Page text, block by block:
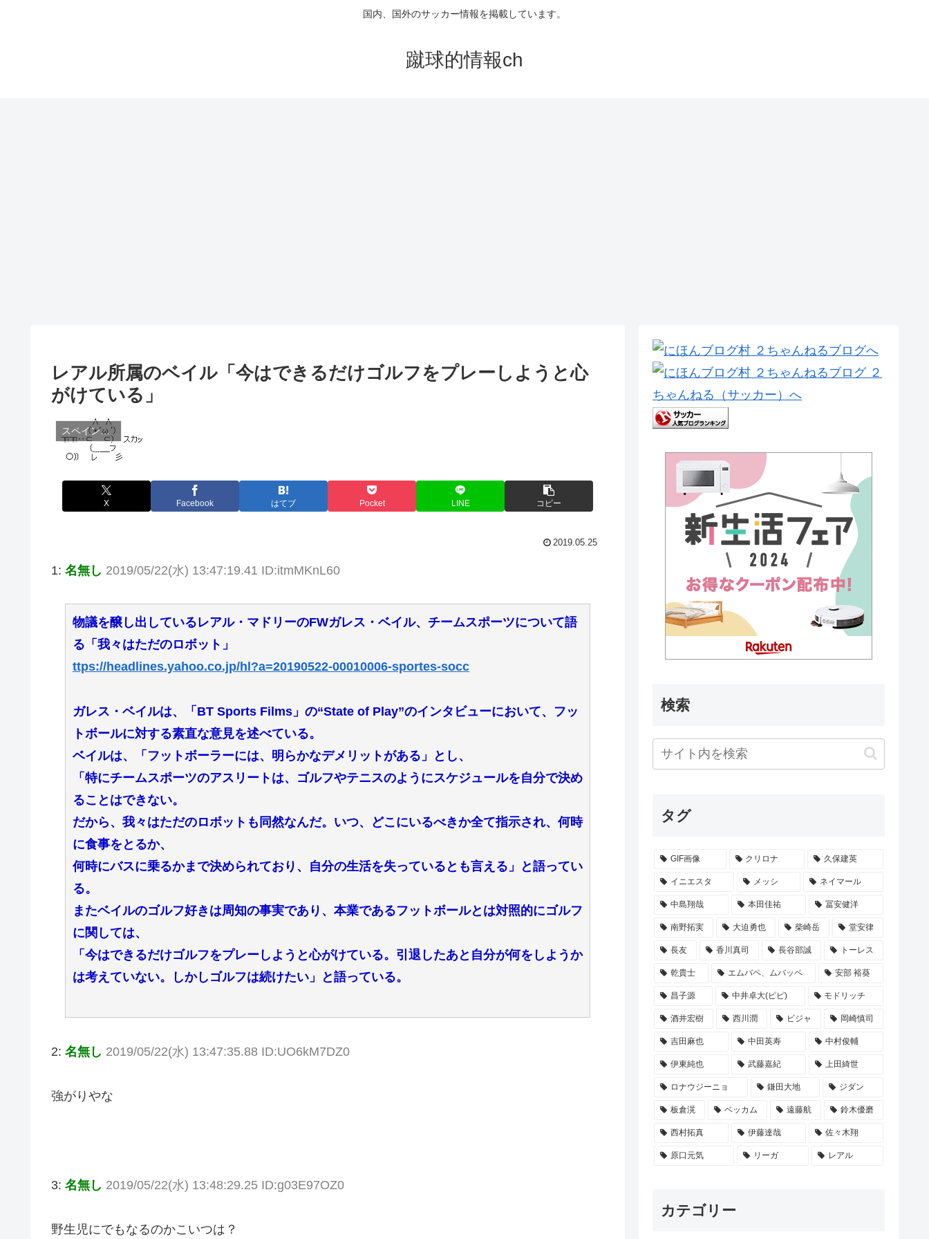
国内、国外のサッカー情報を掲載しています。
蹴球的情報ch
レアル所属のベイル「今はできるだけゴルフをプレーしようと心
がけている」
スペイン（ラ・リーガ）
X Facebook はてブ Pocket LINE コピー
2019.05.25
1: 名無し 2019/05/22(水) 13:47:19.41 ID:itmMKnL60
物議を醸し出しているレアル・マドリーのFWガレス・ベイル、チームスポーツについて語
る「我々はただのロボット」
ttps://headlines.yahoo.co.jp/hl?a=20190522-00010006-sportes-socc
ガレス・ベイルは、「BT Sports Films」の“State of Play”のインタビューにおいて、フッ
トボールに対する素直な意見を述べている。
ベイルは、「フットボーラーには、明らかなデメリットがある」とし、
「特にチームスポーツのアスリートは、ゴルフやテニスのようにスケジュールを自分で決め
ることはできない。
だから、我々はただのロボットも同然なんだ。いつ、どこにいるべきか全て指示され、何時
に食事をとるか、
何時にバスに乗るかまで決められており、自分の生活を失っているとも言える」と語ってい
る。
またベイルのゴルフ好きは周知の事実であり、本業であるフットボールとは対照的にゴルフ
に関しては、
「今はできるだけゴルフをプレーしようと心がけている。引退したあと自分が何をしようか
は考えていない。しかしゴルフは続けたい」と語っている。
2: 名無し 2019/05/22(水) 13:47:35.88 ID:UO6kM7DZ0
強がりやな
3: 名無し 2019/05/22(水) 13:48:29.25 ID:g03E97OZ0
野生児にでもなるのかこいつは？
検索
タグ
GIF画像 クリロナ 久保建英
イニエスタ メッシ ネイマール
中島翔哉 本田佳祐 冨安健洋
南野拓実 大迫勇也 柴崎岳 堂安律
長友 香川真司 長谷部誠 トーレス
乾貴士 エムバペ、ムバッペ 安部 裕葵
昌子源 中井卓大(ピピ) モドリッチ
酒井宏樹 西川潤 ビジャ 岡崎慎司
吉田麻也 中田英寿 中村俊輔
伊東純也 武藤嘉紀 上田綺世
ロナウジーニョ 鎌田大地 ジダン
板倉滉 ベッカム 遠藤航 鈴木優磨
西村拓真 伊藤達哉 佐々木翔
原口元気 リーガ レアル
カテゴリー